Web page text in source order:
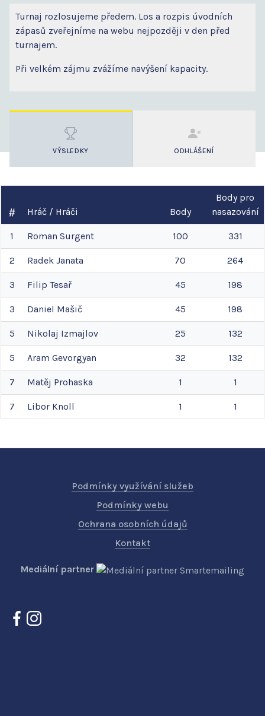
Turnaj rozlosujeme předem. Los a rozpis úvodních
zápasů zveřejníme na webu nejpozději v den před
turnajem.
Při velkém zájmu zvážíme navýšení kapacity.
VÝSLEDKY ODHLÁŠENÍ
Hráč / Hráči Body
Body pro
nasazování
1 Roman Surgent 100 331
2 Radek Janata 70 264
3 Filip Tesař 45 198
3 Daniel Mašič 45 198
5 Nikolaj Izmajlov 25 132
5 Aram Gevorgyan 32 132
7 Matěj Prohaska 1 1
7 Libor Knoll 1 1
Podmínky využívání služeb
Podmínky webu
Ochrana osobních údajů
Kontakt
Mediální partner